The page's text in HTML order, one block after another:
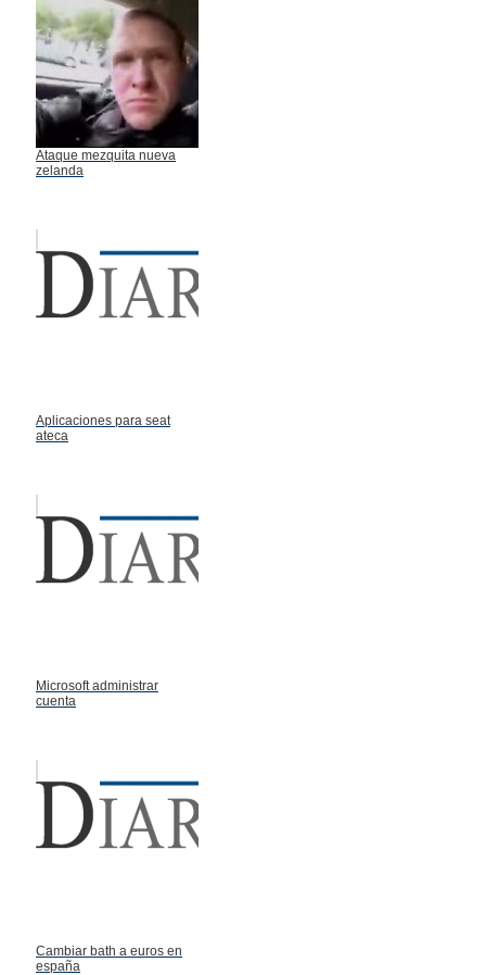
Ataque mezquita nueva
zelanda
Aplicaciones para seat
ateca
Microsoft administrar
cuenta
Cambiar bath a euros en
españa